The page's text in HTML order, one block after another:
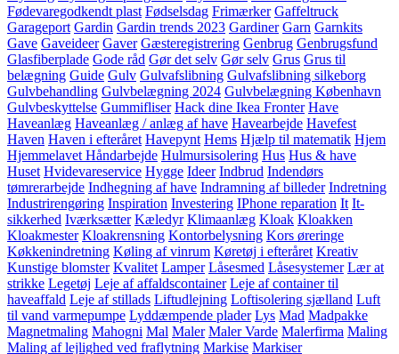
Fødevaregodkendt plast Fødselsdag Frimærker Gaffeltruck
Garageport Gardin Gardin trends 2023 Gardiner Garn Garnkits
Gave Gaveideer Gaver Gæsteregistrering Genbrug Genbrugsfund
Glasfiberplade Gode råd Gør det selv Gør selv Grus Grus til
belægning Guide Gulv Gulvafslibning Gulvafslibning silkeborg
Gulvbehandling Gulvbelægning 2024 Gulvbelægning København
Gulvbeskyttelse Gummifliser Hack dine Ikea Fronter Have
Haveanlæg Haveanlæg / anlæg af have Havearbejde Havefest
Haven Haven i efteråret Havepynt Hems Hjælp til matematik Hjem
Hjemmelavet Håndarbejde Hulmursisolering Hus Hus & have
Huset Hvidevareservice Hygge Ideer Indbrud Indendørs
tømrerarbejde Indhegning af have Indramning af billeder Indretning
Industrirengøring Inspiration Investering IPhone reparation It It-
sikkerhed Iværksætter Kæledyr Klimaanlæg Kloak Kloakken
Kloakmester Kloakrensning Kontorbelysning Kors øreringe
Køkkenindretning Køling af vinrum Køretøj i efteråret Kreativ
Kunstige blomster Kvalitet Lamper Låsesmed Låsesystemer Lær at
strikke Legetøj Leje af affaldscontainer Leje af container til
haveaffald Leje af stillads Liftudlejning Loftisolering sjælland Luft
til vand varmepumpe Lyddæmpende plader Lys Mad Madpakke
Magnetmaling Mahogni Mal Maler Maler Varde Malerfirma Maling
Maling af lejlighed ved fraflytning Markise Markiser